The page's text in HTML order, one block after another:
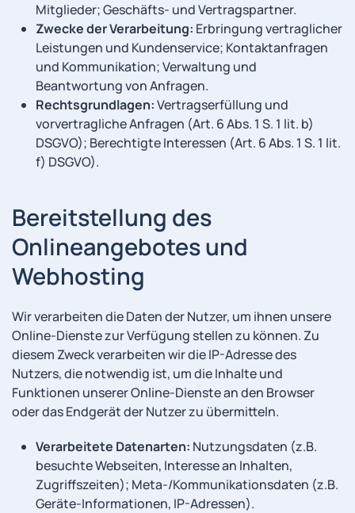
Mitglieder; Geschäfts- und Vertragspartner.
Zwecke der Verarbeitung: Erbringung vertraglicher
Leistungen und Kundenservice; Kontaktanfragen
und Kommunikation; Verwaltung und
Beantwortung von Anfragen.
Rechtsgrundlagen:Vertragserfüllung und
vorvertragliche Anfragen (Art. 6 Abs. 1 S. 1 lit. b)
DSGVO); Berechtigte Interessen (Art. 6 Abs. 1 S. 1 lit.
f) DSGVO).
Bereitstellung des
Onlineangebotes und
Webhosting
Wir verarbeiten die Daten der Nutzer, um ihnen unsere
Online-Dienste zur Verfügung stellen zu können. Zu
diesem Zweck verarbeiten wir die IP-Adresse des
Nutzers, die notwendig ist, um die Inhalte und
Funktionen unserer Online-Dienste an den Browser
oder das Endgerät der Nutzer zu übermitteln.
Verarbeitete Datenarten: Nutzungsdaten (z.B.
besuchte Webseiten, Interesse an Inhalten,
Zugriffszeiten); Meta-/Kommunikationsdaten (z.B.
Geräte-Informationen, IP-Adressen).